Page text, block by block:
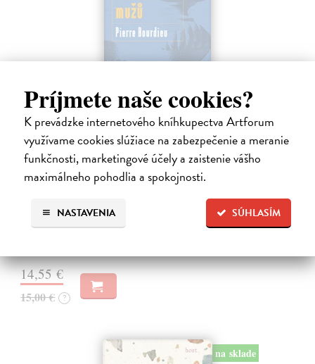
Príjmete naše cookies?
K prevádzke internetového kníhkupectva Artforum
využívame cookies slúžiace na zabezpečenie a meranie
funkčnosti, marketingové účely a zaistenie vášho
maximálneho pohodlia a spokojnosti.
SÚHLASÍM
NASTAVENIA
Nadvláda mužů
Bourdieu Pierre | Kniha
Mužská dominance je tak zakotvena v našich společenských
praktikách a našem nevědomí, že si jí sotva všímáme; je natolik v
souladu s našimi očekáváními, že ji jen těžko zpochybňujeme.
Bourdieu vychází…
14,55 €
15,00 € ?
na sklade